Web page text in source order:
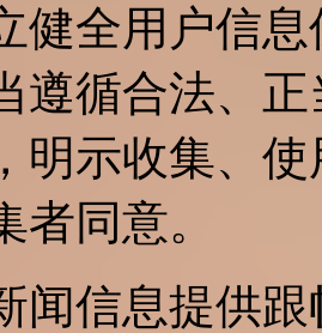
健全用户信
遵循合法、
明示收集、
者同意。
闻信息提供